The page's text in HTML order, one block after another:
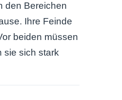
den Bereichen
Ihre Feinde
beiden müssen
sie sich stark